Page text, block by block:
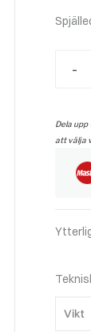
-
mässing
Dela
att välja
Vikt